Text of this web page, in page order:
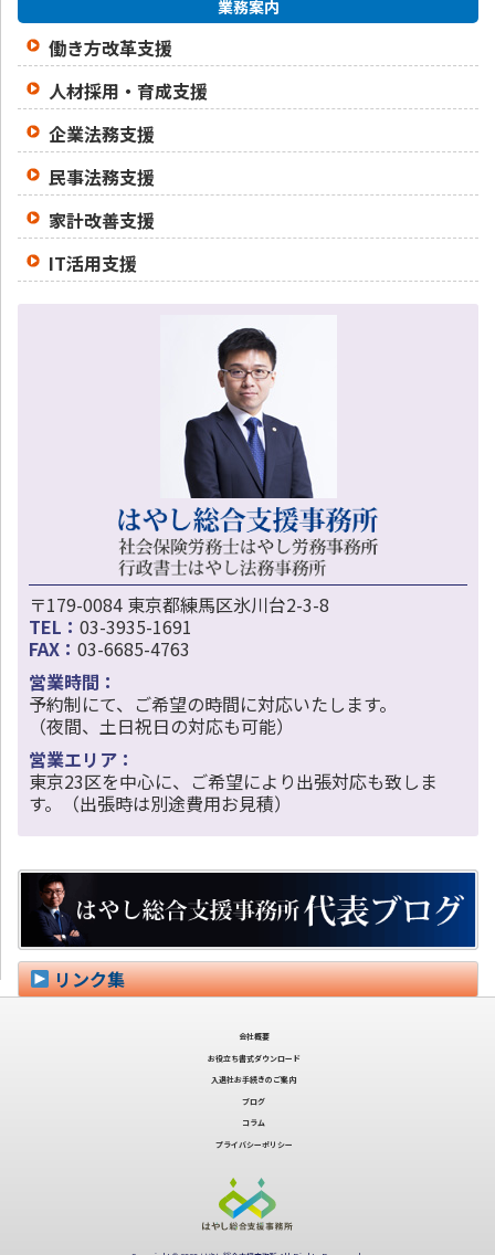
業務案内
働き方改革支援
人材採用・育成支援
企業法務支援
民事法務支援
家計改善支援
IT活用支援
〒179-0084 東京都練馬区氷川台2-3-8
TEL： 03-3935-1691
FAX： 03-6685-4763
営業時間：
予約制にて、ご希望の時間に対応いたします。
（夜間、土日祝日の対応も可能）
営業エリア：
東京23区を中心に、ご希望により出張対応も致しま
す。（出張時は別途費用お見積）
リンク集
会社概要
お役立ち書式ダウンロード
入退社お手続きのご案内
ブログ
コラム
プライバシーポリシー